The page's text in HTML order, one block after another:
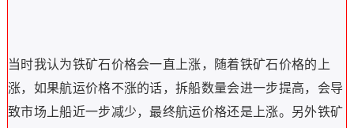
当时我认为铁矿石价格会一直上涨，随着铁矿石价格的上
涨，如果航运价格不涨的话，拆船数量会进一步提高，会导
致市场上船近一步减少，最终航运价格还是上涨。另外铁矿